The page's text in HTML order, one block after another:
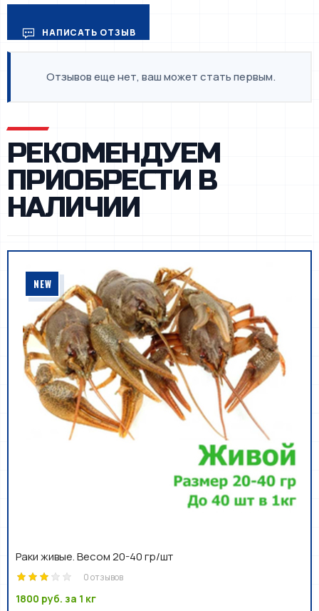
НАПИСАТЬ ОТЗЫВ
Отзывов еще нет, ваш может стать первым.
РЕКОМЕНДУЕМ
ПРИОБРЕСТИ В
НАЛИЧИИ
NEW
Раки живые. Весом 20-40 гр/шт
0 отзывов
1800 руб. за 1 кг